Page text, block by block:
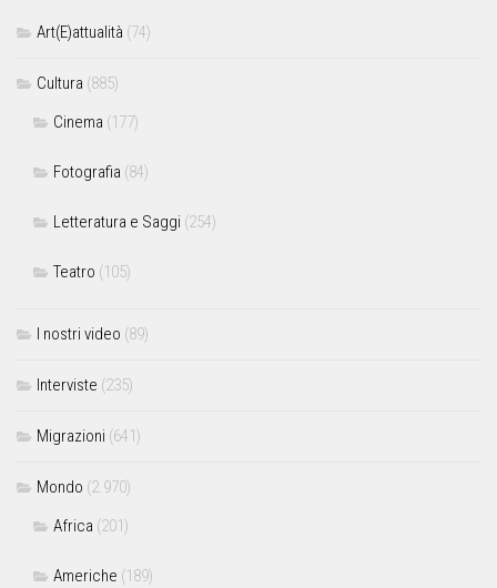
Art(E)attualità (74)
Cultura (885)
Cinema (177)
Fotografia (84)
Letteratura e Saggi (254)
Teatro (105)
I nostri video (89)
Interviste (235)
Migrazioni (641)
Mondo (2.970)
Africa (201)
Americhe (189)